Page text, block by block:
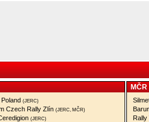
(JERC)
Czech Rally Zlín (JERC, MČR)
(JERC)
MČR
Rally